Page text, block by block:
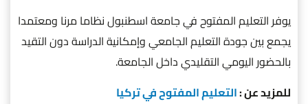
يوفر التعليم المفتوح في جامعة اسطنبول نظاما مرنا ومعتمدا
يجمع بين جودة التعليم الجامعي وإمكانية الدراسة دون التقيد
بالحضور اليومي التقليدي داخل الجامعة.
للمزيد عن :التعليم المفتوح في تركيا